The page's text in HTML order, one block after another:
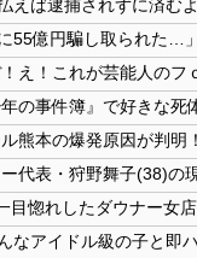
熊本の爆発原因が判明